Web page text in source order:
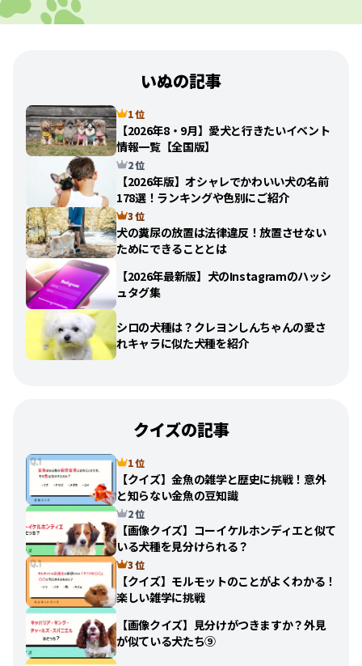
いぬの記事
1 位
【2026年8・9月】愛犬と行きたいイベント
情報一覧【全国版】
2 位
【2026年版】オシャレでかわいい犬の名前
178選！ランキングや色別にご紹介
3 位
犬の糞尿の放置は法律違反！放置させない
ためにできることとは
【2026年最新版】犬のInstagramのハッシ
ュタグ集
シロの犬種は？クレヨンしんちゃんの愛さ
れキャラに似た犬種を紹介
クイズの記事
1 位
【クイズ】金魚の雑学と歴史に挑戦！意外
と知らない金魚の豆知識
2 位
【画像クイズ】コーイケルホンディエと似て
いる犬種を見分けられる？
3 位
【クイズ】モルモットのことがよくわかる！
楽しい雑学に挑戦
【画像クイズ】見分けがつきますか？外見
が似ている犬たち⑨